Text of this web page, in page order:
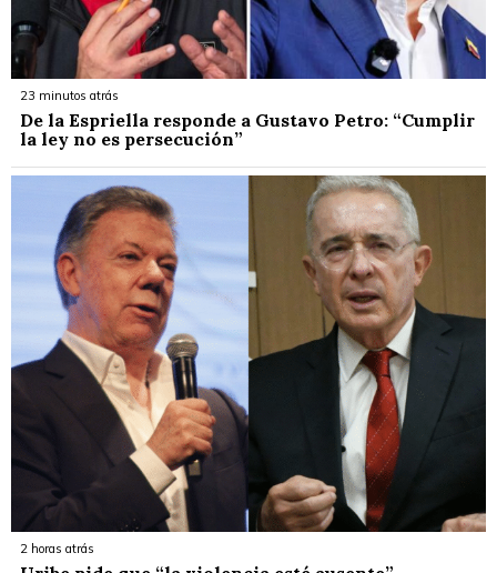
23 minutos atrás
De la Espriella responde a Gustavo Petro: “Cumplir
la ley no es persecución”
2 horas atrás